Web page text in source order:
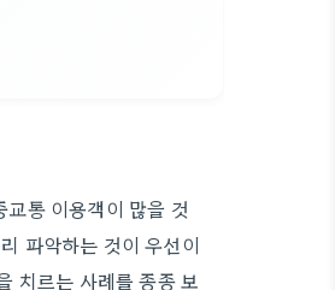
통 이용객이 많을 것
파악하는 것이 우선이
치르는 사례를 종종 보